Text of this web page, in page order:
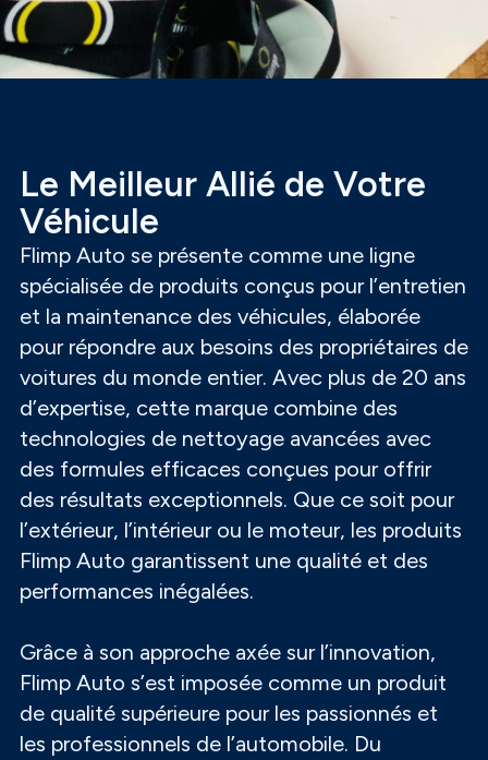
Le Meilleur Allié de Votre
Véhicule
Flimp Auto se présente comme une ligne
spécialisée de produits conçus pour l’entretien
et la maintenance des véhicules, élaborée
pour répondre aux besoins des propriétaires de
voitures du monde entier. Avec plus de 20 ans
d’expertise, cette marque combine des
technologies de nettoyage avancées avec
des formules efficaces conçues pour offrir
des résultats exceptionnels. Que ce soit pour
l’extérieur, l’intérieur ou le moteur, les produits
Flimp Auto garantissent une qualité et des
performances inégalées.
Grâce à son approche axée sur l’innovation,
Flimp Auto s’est imposée comme un produit
de qualité supérieure pour les passionnés et
les professionnels de l’automobile. Du